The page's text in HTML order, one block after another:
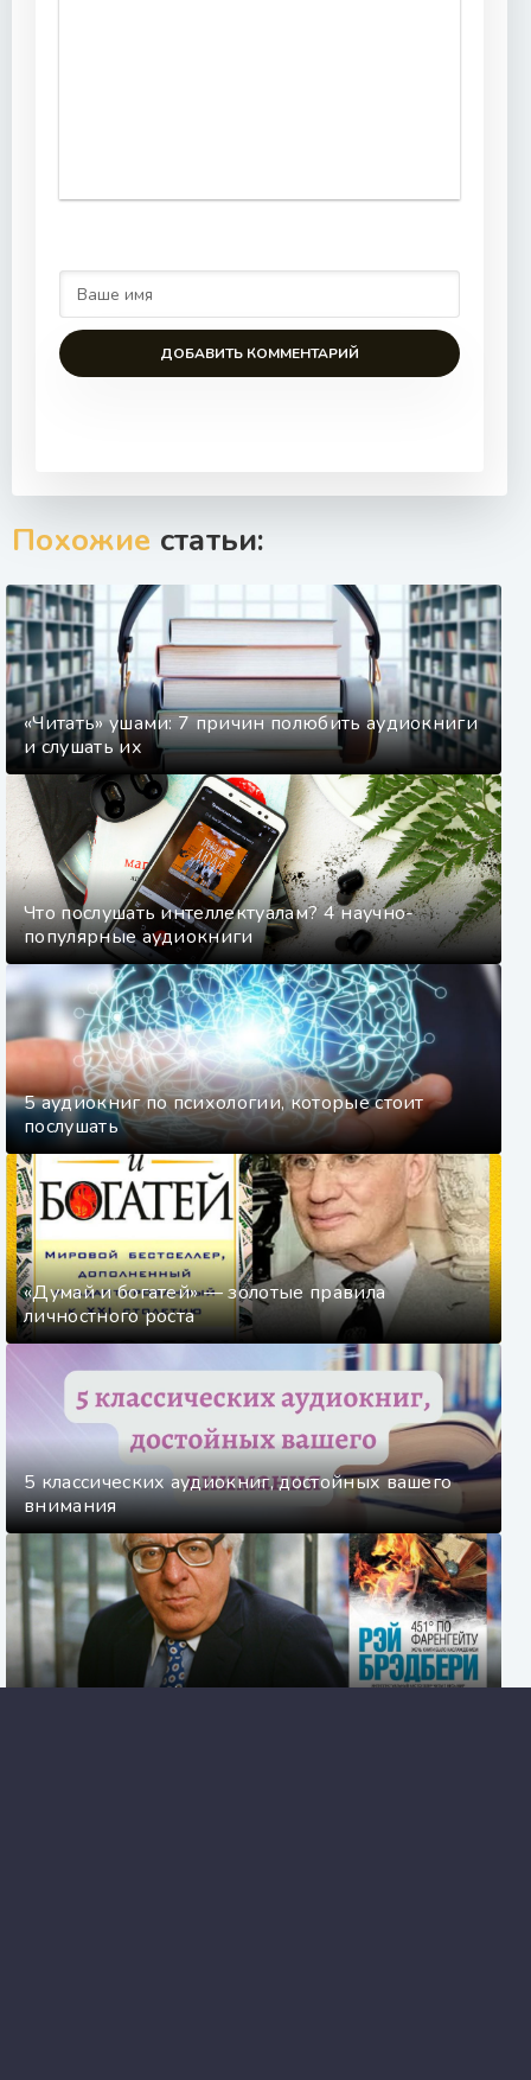
ДОБАВИТЬ КОММЕНТАРИЙ
Похожие статьи:
«Читать» ушами: 7 причин полюбить аудиокниги
и слушать их
Что послушать интеллектуалам? 4 научно-
популярные аудиокниги
5 аудиокниг по психологии, которые стоит
послушать
«Думай и богатей» — золотые правила
личностного роста
5 классических аудиокниг, достойных вашего
внимания
«451 градус по Фаренгейту», Рэй Брэдбери